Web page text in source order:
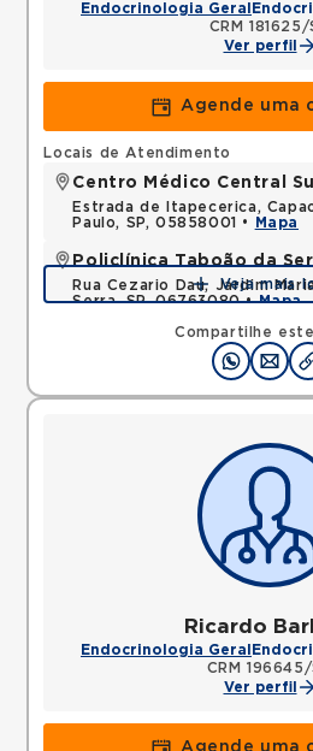
Endocrinologia Geral
CRM 181625/
Ver perfil
Agende uma
Compartilhe
Locais de Atendimento
Centro Médico Central Sul
Estrada de Itapecerica,
Paulo, SP, 05858001 •
Mapa
Policlínica Taboão da
Rua Cezario Dau, Jardim
Serra, SP, 06763080 •Mapa
Veja mais
Ricardo
Endocrinologia Geral
CRM 196645/
Ver perfil
Agende uma